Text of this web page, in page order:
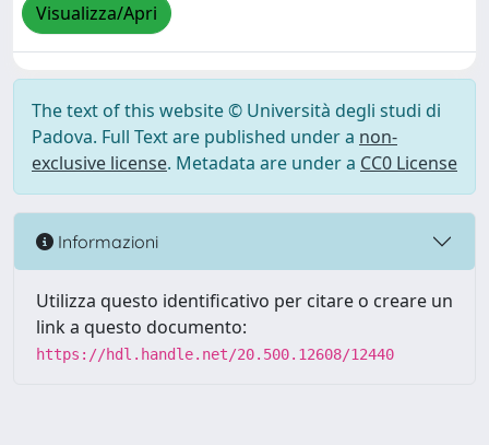
Visualizza/Apri
The text of this website © Università degli studi di
Padova. Full Text are published under a non-
exclusive license. Metadata are under a CC0 License
Informazioni
Utilizza questo identificativo per citare o creare un
link a questo documento:
https://hdl.handle.net/20.500.12608/12440